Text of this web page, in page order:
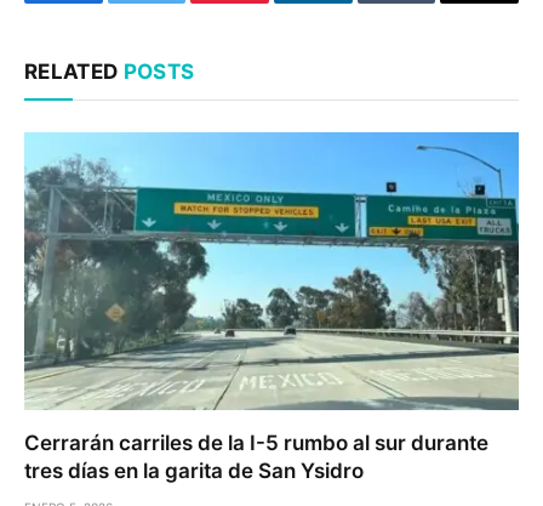
RELATED POSTS
Cerrarán carriles de la I-5 rumbo al sur durante
tres días en la garita de San Ysidro